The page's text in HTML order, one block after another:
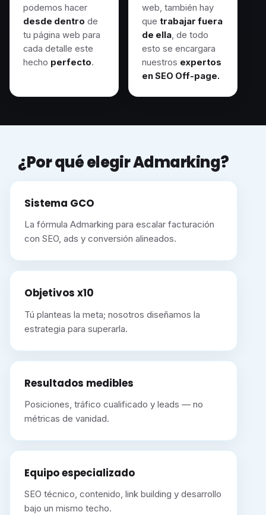
podemos hacer
desde dentro de
tu página web para
cada detalle este
hecho perfecto.
web, también hay
que trabajar fuera
de ella, de todo
esto se encargara
nuestros expertos
en SEO Off-page.
¿Por qué elegir Admarking?
Sistema GCO
La fórmula Admarking para escalar facturación
con SEO, ads y conversión alineados.
Objetivos x10
Tú planteas la meta; nosotros diseñamos la
estrategia para superarla.
Resultados medibles
Posiciones, tráfico cualificado y leads — no
métricas de vanidad.
Equipo especializado
SEO técnico, contenido, link building y desarrollo
bajo un mismo techo.